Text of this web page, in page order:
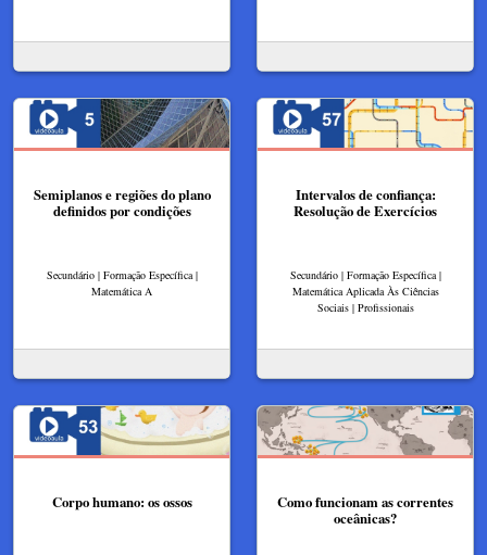
Semiplanos e regiões do plano
definidos por condições
Secundário | Formação Específica |
Matemática A
Intervalos de confiança:
Resolução de Exercícios
Secundário | Formação Específica |
Matemática Aplicada Às Ciências
Sociais | Profissionais
Corpo humano: os ossos
Como funcionam as correntes
oceânicas?